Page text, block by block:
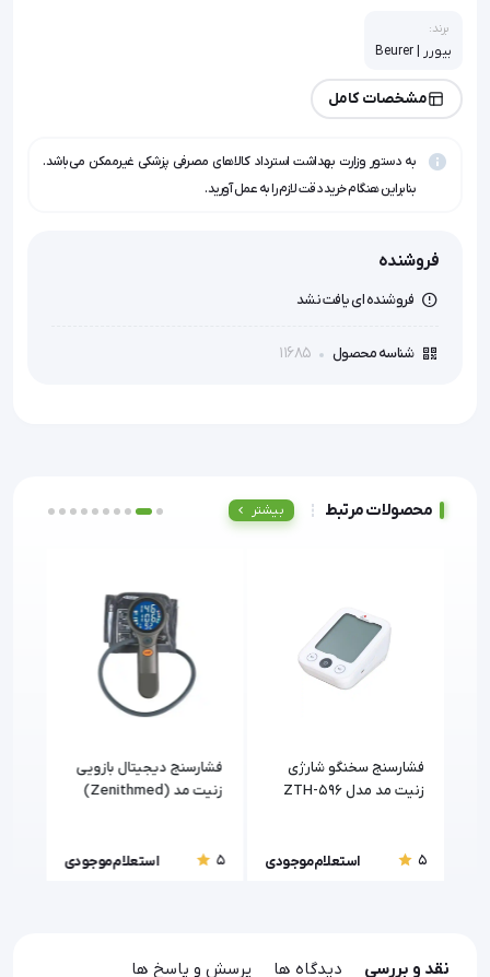
برند:
بیورر | Beurer
مشخصات کامل
به دستور وزارت بهداشت استرداد کالاهای مصرفی پزشکی غیرممکن می‌باشد.
بنابراین هنگام خرید دقت لازم را به عمل آورید.
فروشنده
فروشنده ای یافت نشد
شناسه محصول 11685
محصولات مرتبط بیشتر
فشارسنج سخنگو شارژی
زنیت مد مدل ZTH-596
5 استعلام موجودی
فشارسنج دیجیتال بازویی
زنیت مد (Zenithmed)
5 استعلام موجودی
نقد و بررسی دیدگاه ها پرسش و پاسخ ها